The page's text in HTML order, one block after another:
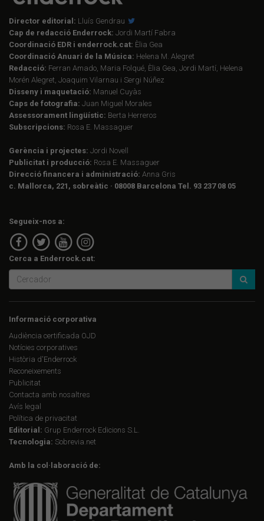
Director editorial: Lluís Gendrau
Cap de redacció Enderrock: Jordi Martí Fabra
Coordinació EDR i enderrock.cat: Èlia Gea
Coordinació Anuari de la Música: Helena M. Alegret
Redacció: Ferran Amado, Maria Folqué, Èlia Gea, Jordi Martí, Helena
Morén Alegret, Joaquim Vilarnau i Sergi Núñez
Disseny i maquetació: Manuel Cuyàs
Caps de fotografia: Juan Miguel Morales
Assessorament lingüístic: Berta Herreros
Subscripcions: Rosa E. Massaguer
Gerència i projectes: Jordi Novell
Publicitat i producció: Rosa E. Massaguer
Direcció financera i administració: Anna Gris
c. Mallorca, 221, sobreàtic · 08008 Barcelona Tel. 93 237 08 05
Segueix-nos a:
Cerca a Enderrock.cat:
Informació corporativa
Audiència certificada OJD
Notícies corporatives
Història d'Enderrock
Reconeixements
Publicitat
Contacta amb nosaltres
Avís legal
Política de privacitat
Editorial: Grup Enderrock Edicions S.L.
Tecnologia: Sobrevia.net
Amb la col·laboració de: